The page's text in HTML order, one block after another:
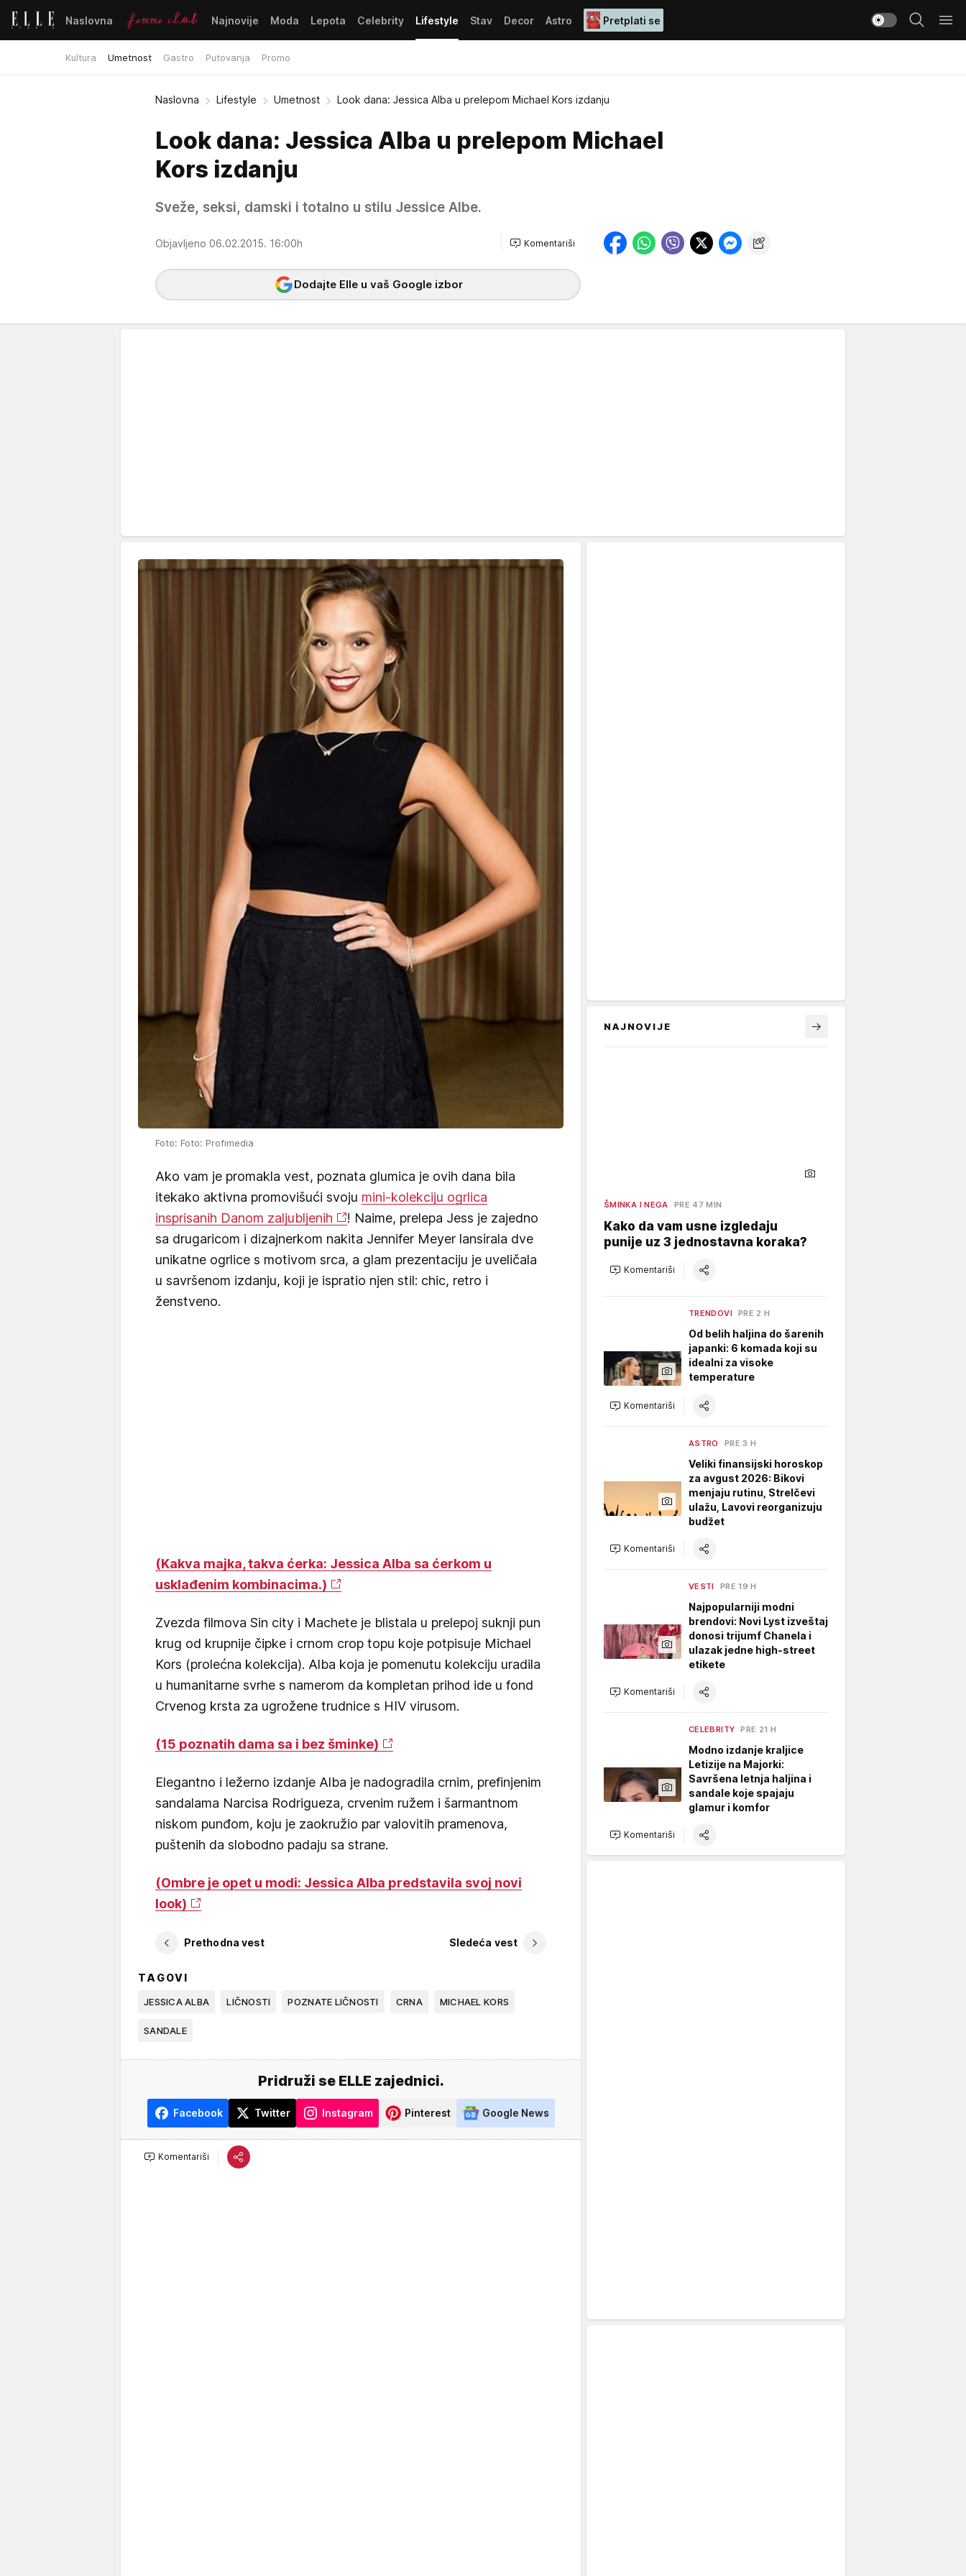
Naslovna Najnovije Moda Lepota Celebrity Lifestyle
Kultura Umetnost Gastro Putovanja Promo
Stav Decor Astro Pretplati se
Naslovna Lifestyle Umetnost Look dana: Jessica Alba u prelepom Michael Kors izdanju
Look dana: Jessica Alba u prelepom Michael
Kors izdanju
Sveže, seksi, damski i totalno u stilu Jessice Albe.
Objavljeno 06.02.2015. 16:00h Komentariši
Dodajte Elle u vaš Google izbor
Foto: Foto: Profimedia
Ako vam je promakla vest, poznata glumica je ovih dana bila
itekako aktivna promovišući svoju mini-kolekciju ogrlica
insprisanih Danom zaljubljenih
! Naime, prelepa Jess je zajedno
sa drugaricom i dizajnerkom nakita Jennifer Meyer lansirala dve
unikatne ogrlice s motivom srca, a glam prezentaciju je uveličala
u savršenom izdanju, koji je ispratio njen stil: chic, retro i
ženstveno.
(Kakva majka, takva ćerka: Jessica Alba sa ćerkom u
usklađenim kombinacima.)
Zvezda filmova Sin city i Machete je blistala u prelepoj suknji pun
krug od krupnije čipke i crnom crop topu koje potpisuje Michael
Kors (prolećna kolekcija). Alba koja je pomenutu kolekciju uradila
u humanitarne svrhe s namerom da kompletan prihod ide u fond
Crvenog krsta za ugrožene trudnice s HIV virusom.
(15 poznatih dama sa i bez šminke)
Elegantno i ležerno izdanje Alba je nadogradila crnim, prefinjenim
sandalama Narcisa Rodrigueza, crvenim ružem i šarmantnom
niskom punđom, koju je zaokružio par valovitih pramenova,
puštenih da slobodno padaju sa strane.
(Ombre je opet u modi: Jessica Alba predstavila svoj novi
look)
Prethodna vest Sledeća vest
TAGOVI
JESSICA ALBA LIČNOSTI POZNATE LIČNOSTI CRNA MICHAEL KORS
SANDALE
Pridruži se ELLE zajednici.
Facebook Twitter Instagram Pinterest Google News
Komentariši
NAJNOVIJE
ŠMINKA I NEGA PRE 47 MIN
Kako da vam usne izgledaju
punije uz 3 jednostavna koraka?
Komentariši
TRENDOVI PRE 2 H
Od belih haljina do šarenih
japanki: 6 komada koji su
idealni za visoke
temperature
Komentariši
ASTRO PRE 3 H
Veliki finansijski horoskop
za avgust 2026: Bikovi
menjaju rutinu, Strelčevi
ulažu, Lavovi reorganizuju
budžet
Komentariši
VESTI PRE 19 H
Najpopularniji modni
brendovi: Novi Lyst izveštaj
donosi trijumf Chanela i
ulazak jedne high-street
etikete
Komentariši
CELEBRITY PRE 21 H
Modno izdanje kraljice
Letizije na Majorki:
Savršena letnja haljina i
sandale koje spajaju
glamur i komfor
Komentariši